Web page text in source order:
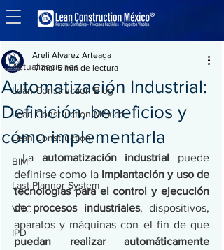
Entrada
Actualizaciones
Lean Construction Blog
Lean Construction México
Lean Construction
BIM
Last Planner System
VDC
IPD
Automatización Industrial:
Definición, beneficios y
cómo implementarla
Areli Alvarez Arteaga
17 mar 5 min de lectura
La automatización industrial puede
definirse como la implantación y uso de
tecnologías para el control y ejecución
de procesos industriales, dispositivos,
puedan realizar automáticamente